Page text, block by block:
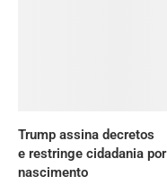
Trump assina decretos
e restringe cidadania por
nascimento